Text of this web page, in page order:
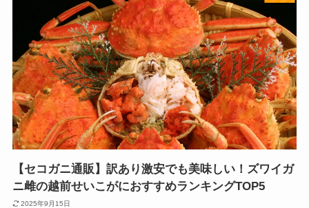
【セコガニ通販】訳あり激安でも美味しい！ズワイガ
ニ雌の越前せいこがにおすすめランキングTOP5
2025年9月15日